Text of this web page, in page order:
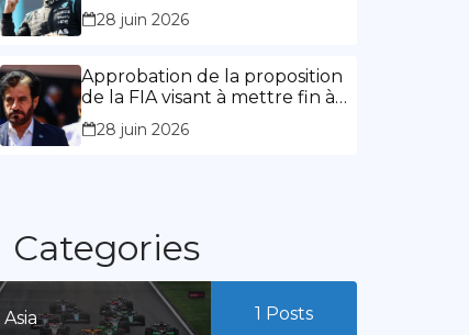
28 juin 2026
Approbation de la proposition
de la FIA visant à mettre fin à
la limitation des mandats de
présidence
28 juin 2026
Categories
Asia 1 Posts